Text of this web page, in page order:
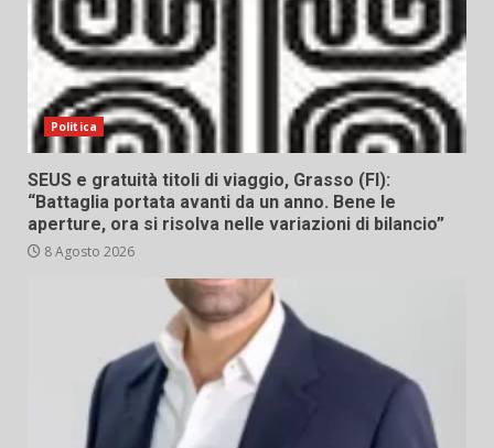
Politica
SEUS e gratuità titoli di viaggio, Grasso (FI):
“Battaglia portata avanti da un anno. Bene le
aperture, ora si risolva nelle variazioni di bilancio”
8 Agosto 2026